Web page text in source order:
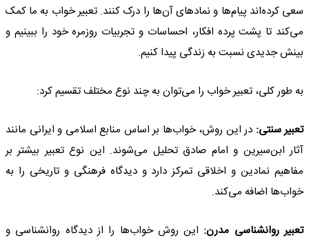
سعی کرده‌اند پیام‌ها و نمادهای آن‌ها را درک کنند. تعبیر خواب به ما کمک
می‌کند تا پشت پرده افکار، احساسات و تجربیات روزمره خود را ببینیم و
بینش جدیدی نسبت به زندگی پیدا کنیم.
به طور کلی، تعبیر خواب را می‌توان به چند نوع مختلف تقسیم کرد:
تعبیر سنتی: در این روش، خواب‌ها بر اساس منابع اسلامی و ایرانی مانند
آثار ابن‌سیرین و امام صادق تحلیل می‌شوند. این نوع تعبیر بیشتر بر
مفاهیم نمادین و اخلاقی تمرکز دارد و دیدگاه فرهنگی و تاریخی را به
خواب‌ها اضافه می‌کند.
تعبیر روانشناسی مدرن: این روش خواب‌ها را از دیدگاه روانشناسی و